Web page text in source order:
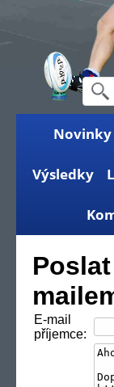
Novinky
Výsledky
E-mail
příjemce: